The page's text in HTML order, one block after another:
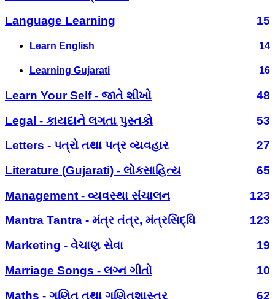
Language Learning
15
Learn English 14
Learning Gujarati 16
Learn Your Self - જાતે શીખો
48
Legal - કાયદાને લગતા પુસ્તકો
53
Letters - પત્રો તથા પત્ર વ્યવહાર
27
Literature (Gujarati) - લોકસાહિત્ય
65
Management - વ્યવસ્થા સંચાલન
123
Mantra Tantra - મંત્ર તંત્ર, મંત્રસિદ્ધિ
123
Marketing - વેચાણ સેવા
19
Marriage Songs - લગ્ન ગીતો
10
Maths - ગણિત તથા ગણિતશાસ્ત્ર
62